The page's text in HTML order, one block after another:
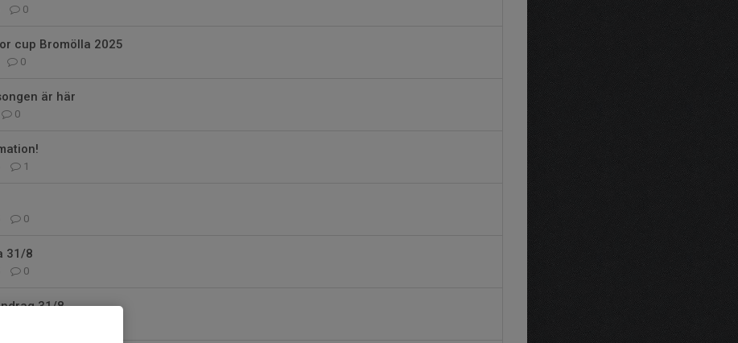
0
cup Bromölla 2025
0
är här
0
1
0
31/8
0
31/8